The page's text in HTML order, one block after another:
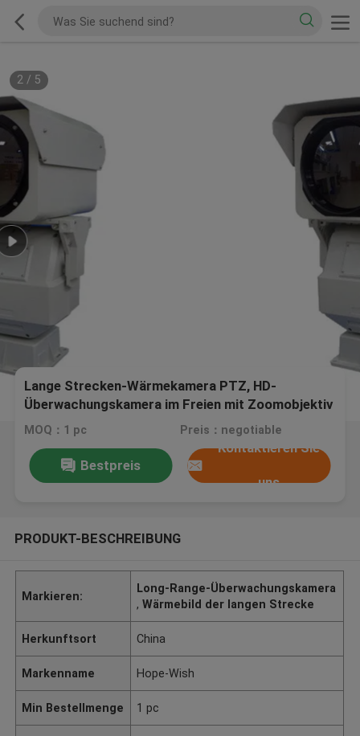
2/ 5
Lange Strecken-Wärmekamera PTZ, HD-
Überwachungskamera im Freien mit Zoomobjektiv
FCC
MOQ：1 pc Preis：negotiable
Bestpreis
Kontaktieren Sie
uns
PRODUKT-BESCHREIBUNG
Markieren:
Long-Range-Überwachungskamera
,Wärmebild der langen Strecke
Herkunftsort China
Markenname Hope-Wish
Min Bestellmenge 1 pc